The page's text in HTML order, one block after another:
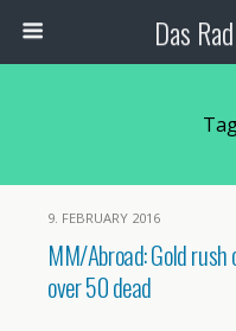
Das
9. FEBRUARY 2016
MM/Abroad: Gold rush
over 50 dead